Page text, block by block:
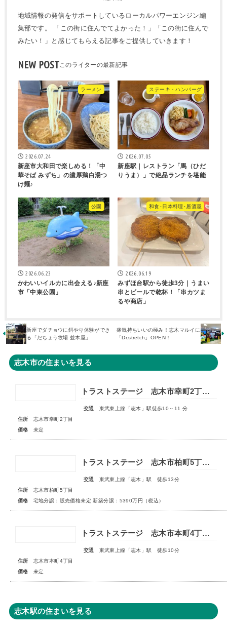
地域情報の発信をサポートしているローカルパワーエンジン編
集部です。 「この街に住んでてよかった！」「この街に住んで
みたい！」と感じてもらえる記事をご提供していきます！
NEW POST
ラーメン
2026.07.24
新座市大和田で楽しめる！「中
華そば みずち」の濃厚鶏白湯つ
け麺♪
ステーキ・ハンバーグ
2026.07.05
新座駅｜レストラン「馬（ひだ
りうま）」で絶品ランチを堪能
公園
2026.06.23
かわいいイルカに出会える♪新座
市「中東公園」
和食･日本料理･居酒屋
2026.06.19
みずほ台駅から徒歩3分｜うまい
串とビールで乾杯！「串カツま
るや商店」
新座でダチョウに餌やり体験ができ
る「だちょう牧場 並木屋」
痛気持ちいいの極み！志木マルイに
「Dr.stretch」OPEN！
志木市の住まいを見る
トラストステージ 志木市幸町2丁目25期 全10区画◆第1期分譲 2次販売 宅地分譲3区画◆ ◇販売予告◇
交通
東武東上線「志木」駅徒歩10～11 分
住所
志木市幸町2丁目
価格
未定
トラストステージ 志木市柏町5丁目32期 全4区画◆第1期分譲 宅地分譲 販売予告◆◆第2期分譲 新築分譲住宅 販売開始◆
交通
東武東上線「志木」駅 徒歩13分
住所
志木市柏町5丁目
価格
宅地分譲：販売価格未定 新築分譲：5390万円（税込）
トラストステージ 志木市本町4丁目17期 全7区画■第一期分譲 販売予告■
交通
東武東上線「志木」駅 徒歩10分
住所
志木市本町4丁目
価格
未定
志木駅の住まいを見る